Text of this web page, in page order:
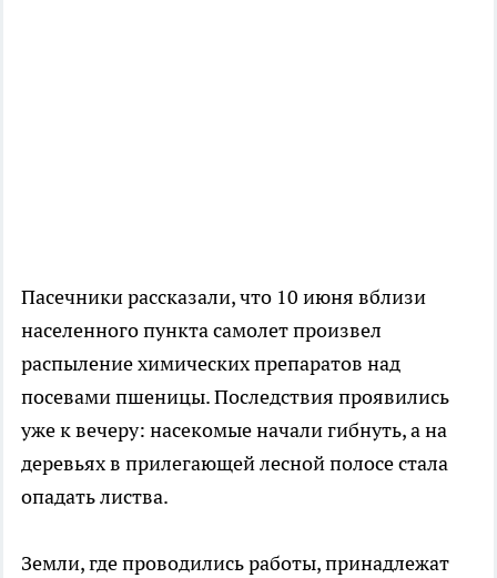
Пасечники рассказали, что 10 июня вблизи
населенного пункта самолет произвел
распыление химических препаратов над
посевами пшеницы. Последствия проявились
уже к вечеру: насекомые начали гибнуть, а на
деревьях в прилегающей лесной полосе стала
опадать листва.
Земли, где проводились работы, принадлежат